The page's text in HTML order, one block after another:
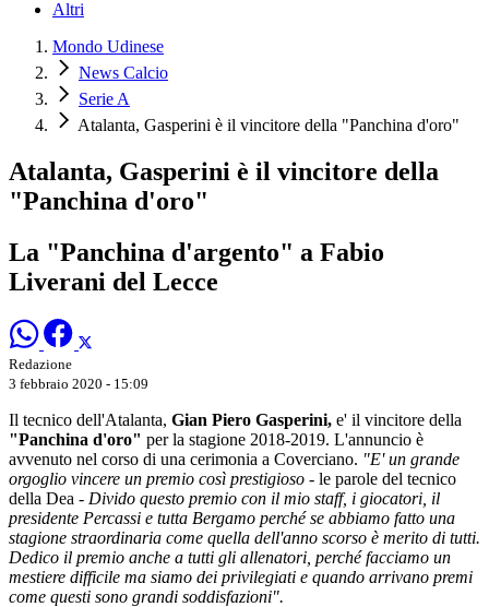
Altri
Mondo Udinese
News Calcio
Serie A
Atalanta, Gasperini è il vincitore della "Panchina d'oro"
Atalanta, Gasperini è il vincitore della
"Panchina d'oro"
La "Panchina d'argento" a Fabio
Liverani del Lecce
Redazione
3 febbraio 2020 - 15:09
Il tecnico dell'Atalanta, Gian Piero Gasperini, e' il vincitore della
"Panchina d'oro" per la stagione 2018-2019. L'annuncio è
avvenuto nel corso di una cerimonia a Coverciano. "E' un grande
orgoglio vincere un premio così prestigioso - le parole del tecnico
della Dea - Divido questo premio con il mio staff, i giocatori, il
presidente Percassi e tutta Bergamo perché se abbiamo fatto una
stagione straordinaria come quella dell'anno scorso è merito di tutti.
Dedico il premio anche a tutti gli allenatori, perché facciamo un
mestiere difficile ma siamo dei privilegiati e quando arrivano premi
come questi sono grandi soddisfazioni".